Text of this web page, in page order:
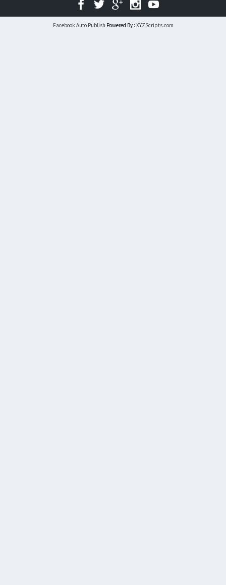
Facebook Auto Publish Powered By : XYZScripts.com